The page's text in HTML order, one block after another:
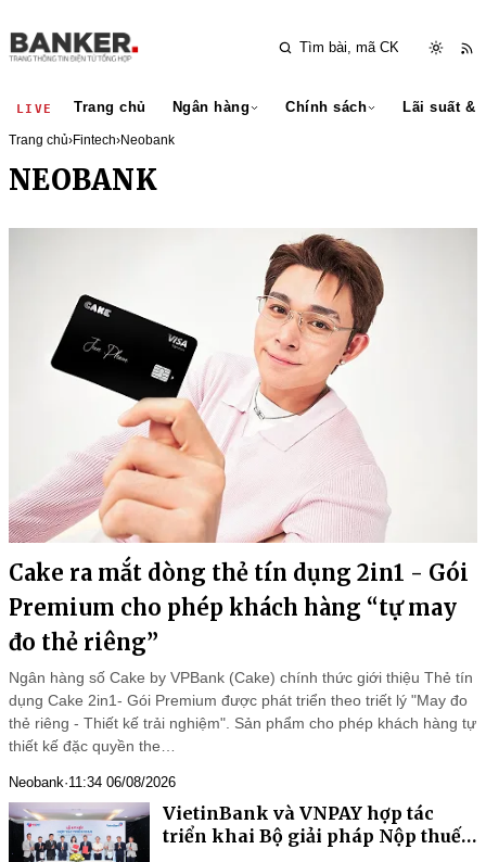
LIVE Trang chủ Ngân hàng Chính sách Lãi suất &
Trang chủ›Fintech›Neobank
NEOBANK
Cake ra mắt dòng thẻ tín dụng 2in1 - Gói
Premium cho phép khách hàng “tự may
đo thẻ riêng”
Ngân hàng số Cake by VPBank (Cake) chính thức giới thiệu Thẻ tín
dụng Cake 2in1- Gói Premium được phát triển theo triết lý "May đo
thẻ riêng - Thiết kế trải nghiệm". Sản phẩm cho phép khách hàng tự
thiết kế đặc quyền the…
Neobank·11:34 06/08/2026
VietinBank và VNPAY hợp tác
triển khai Bộ giải pháp Nộp thuế